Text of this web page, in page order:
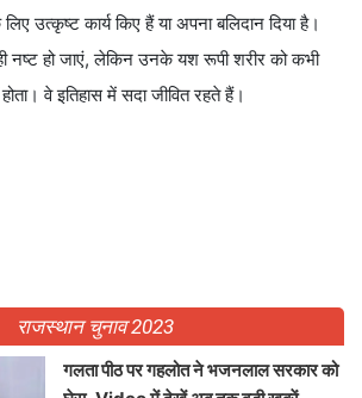
उत्कृष्ट कार्य किए हैं या अपना बलिदान दिया है।
नष्ट हो जाएं, लेकिन उनके यश रूपी शरीर को कभी
वे इतिहास में सदा जीवित रहते हैं।
राजस्थान चुनाव 2023
गलता पीठ पर गहलोत ने भजनलाल सरकार को